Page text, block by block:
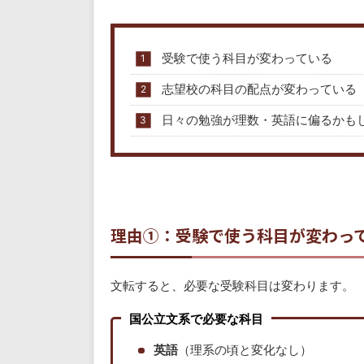
受験で使う科目が変わっている
志望校の科目の配点が変わっている
日々の勉強が理数・英語に偏るかも
理由①：受験で使う科目が変わっ
文転すると、必要な受験科目は変わります。
国公立文系で必要な科目
英語（理系の頃と変化なし）